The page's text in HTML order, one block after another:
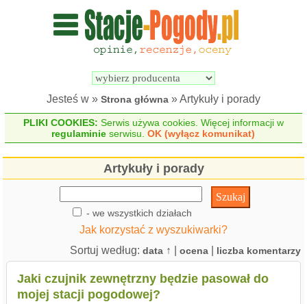
Wyszukiwarka
pogodowych
Jesteś w » Strona główna » Artykuły i porady
PLIKI COOKIES: Serwis używa cookies. Więcej informacji w
regulaminie serwisu.OK (wyłącz komunikat)
Artykuły i porady
- we wszystkich działach
Jak korzystać z wyszukiwarki?
Sortuj według:data ↑ |ocena liczba komentarzy
Jaki czujnik zewnętrzny będzie pasował do
mojej stacji pogodowej?